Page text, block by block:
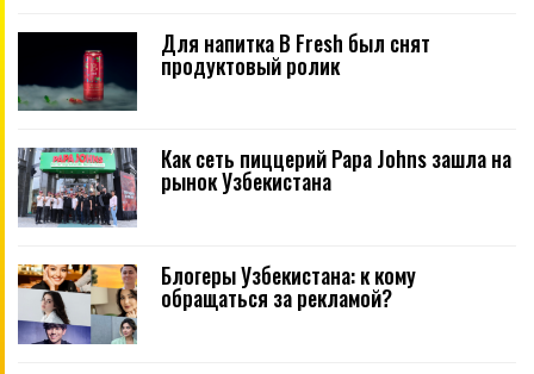
Для напитка B Fresh был снят
продуктовый ролик
Как сеть пиццерий Papa Johns зашла на
рынок Узбекистана
Блогеры Узбекистана: к кому
обращаться за рекламой?